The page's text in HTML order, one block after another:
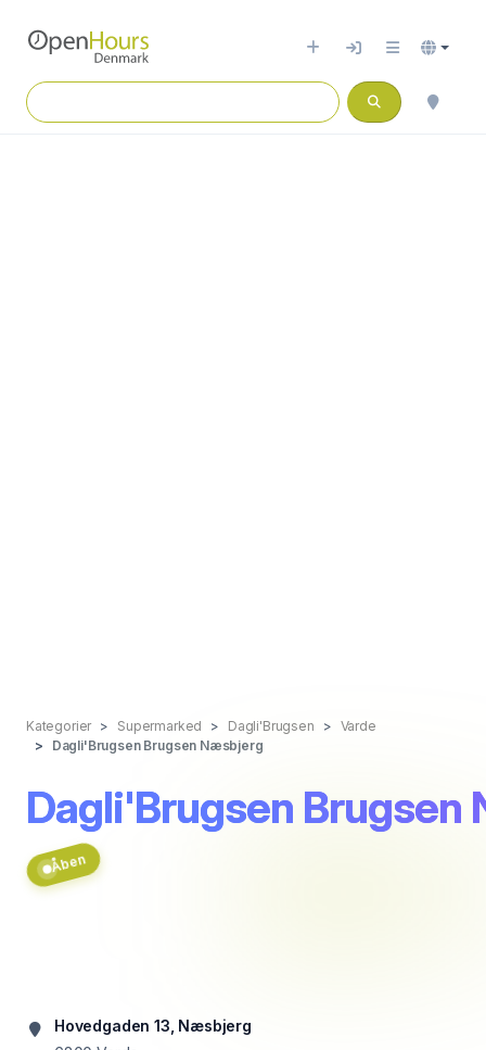
Kategorier Supermarked Dagli'Brugsen
Varde
Dagli'Brugsen Brugsen Næsbjerg
Dagli'Brugsen
Åben
Hovedgaden 13, Næsbjerg